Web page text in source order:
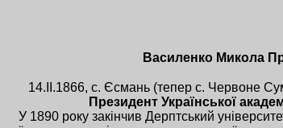
Василенко Микола
14.ІІ.1866, с. Єсмань (тепер с. Червоне
Президент Української
У 1890 року закінчив Дерптський